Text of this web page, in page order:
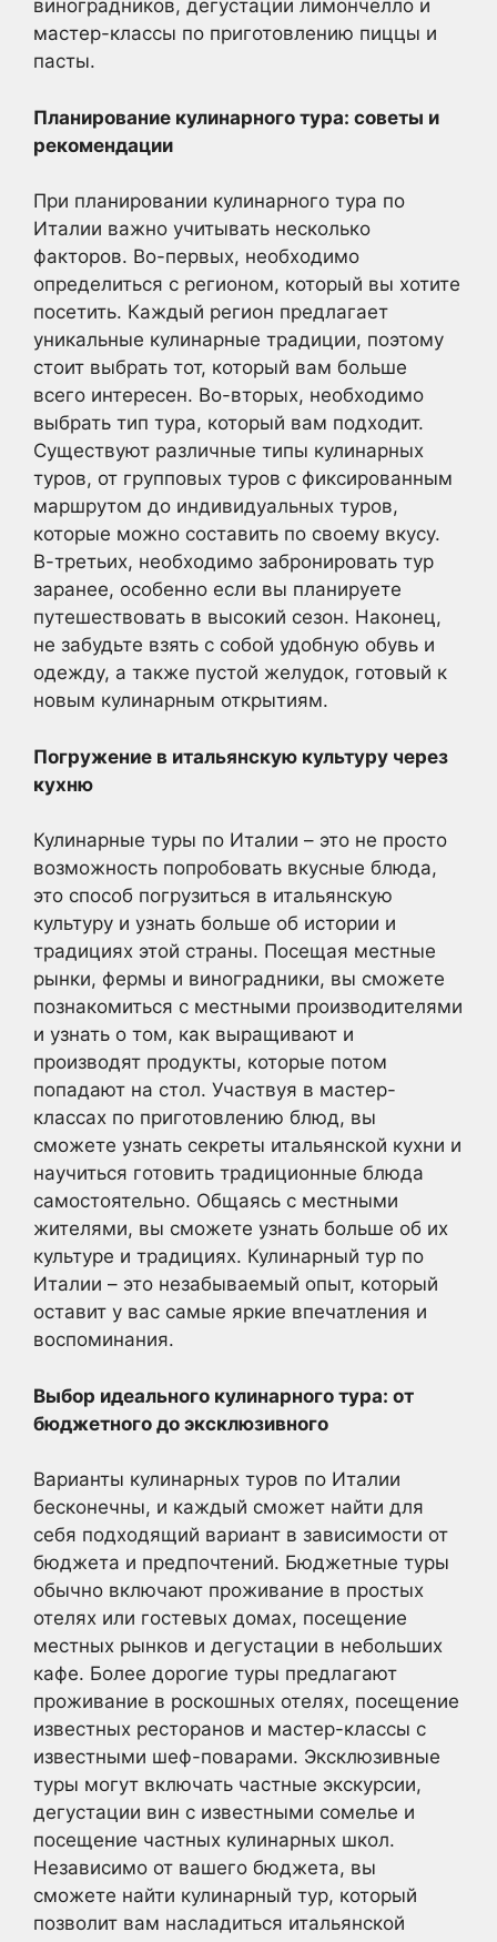
виноградников, дегустации лимончелло и
мастер-классы по приготовлению пиццы и
пасты.
Планирование кулинарного тура: советы и
рекомендации
При планировании кулинарного тура по
Италии важно учитывать несколько
факторов. Во-первых, необходимо
определиться с регионом, который вы хотите
посетить. Каждый регион предлагает
уникальные кулинарные традиции, поэтому
стоит выбрать тот, который вам больше
всего интересен. Во-вторых, необходимо
выбрать тип тура, который вам подходит.
Существуют различные типы кулинарных
туров, от групповых туров с фиксированным
маршрутом до индивидуальных туров,
которые можно составить по своему вкусу.
В-третьих, необходимо забронировать тур
заранее, особенно если вы планируете
путешествовать в высокий сезон. Наконец,
не забудьте взять с собой удобную обувь и
одежду, а также пустой желудок, готовый к
новым кулинарным открытиям.
Погружение в итальянскую культуру через
кухню
Кулинарные туры по Италии – это не просто
возможность попробовать вкусные блюда,
это способ погрузиться в итальянскую
культуру и узнать больше об истории и
традициях этой страны. Посещая местные
рынки, фермы и виноградники, вы сможете
познакомиться с местными производителями
и узнать о том, как выращивают и
производят продукты, которые потом
попадают на стол. Участвуя в мастер-
классах по приготовлению блюд, вы
сможете узнать секреты итальянской кухни и
научиться готовить традиционные блюда
самостоятельно. Общаясь с местными
жителями, вы сможете узнать больше об их
культуре и традициях. Кулинарный тур по
Италии – это незабываемый опыт, который
оставит у вас самые яркие впечатления и
воспоминания.
Выбор идеального кулинарного тура: от
бюджетного до эксклюзивного
Варианты кулинарных туров по Италии
бесконечны, и каждый сможет найти для
себя подходящий вариант в зависимости от
бюджета и предпочтений. Бюджетные туры
обычно включают проживание в простых
отелях или гостевых домах, посещение
местных рынков и дегустации в небольших
кафе. Более дорогие туры предлагают
проживание в роскошных отелях, посещение
известных ресторанов и мастер-классы с
известными шеф-поварами. Эксклюзивные
туры могут включать частные экскурсии,
дегустации вин с известными сомелье и
посещение частных кулинарных школ.
Независимо от вашего бюджета, вы
сможете найти кулинарный тур, который
позволит вам насладиться итальянской